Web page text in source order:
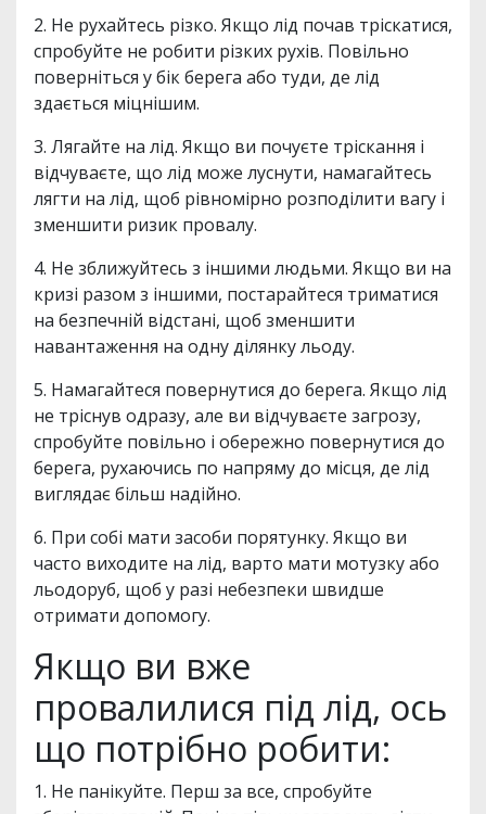
2. Не рухайтесь різко. Якщо лід почав тріскатися,
спробуйте не робити різких рухів. Повільно
поверніться у бік берега або туди, де лід
здається міцнішим.
3. Лягайте на лід. Якщо ви почуєте тріскання і
відчуваєте, що лід може луснути, намагайтесь
лягти на лід, щоб рівномірно розподілити вагу і
зменшити ризик провалу.
4. Не зближуйтесь з іншими людьми. Якщо ви на
кризі разом з іншими, постарайтеся триматися
на безпечній відстані, щоб зменшити
навантаження на одну ділянку льоду.
5. Намагайтеся повернутися до берега. Якщо лід
не тріснув одразу, але ви відчуваєте загрозу,
спробуйте повільно і обережно повернутися до
берега, рухаючись по напряму до місця, де лід
виглядає більш надійно.
6. При собі мати засоби порятунку. Якщо ви
часто виходите на лід, варто мати мотузку або
льодоруб, щоб у разі небезпеки швидше
отримати допомогу.
Якщо ви вже
провалилися під лід, ось
що потрібно робити:
1. Не панікуйте. Перш за все, спробуйте